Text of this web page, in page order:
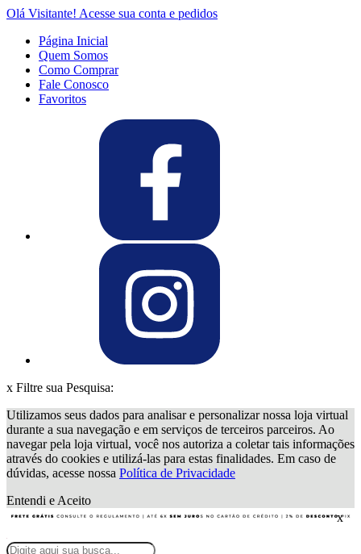
Olá Visitante! Acesse sua conta e pedidos
Página Inicial
Quem Somos
Como Comprar
Fale Conosco
Favoritos
x Filtre sua Pesquisa:
Utilizamos seus dados para analisar e personalizar nossa loja virtual
durante a sua navegação e em serviços de terceiros parceiros. Ao
navegar pela loja virtual, você nos autoriza a coletar tais informações
através do cookies e utilizá-las para estas finalidades. Em caso de
dúvidas, acesse nossa Política de Privacidade
Entendi e Aceito
x